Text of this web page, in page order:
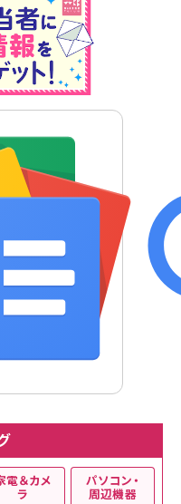
電＆カメ
ラ
パソコン・
周辺機器